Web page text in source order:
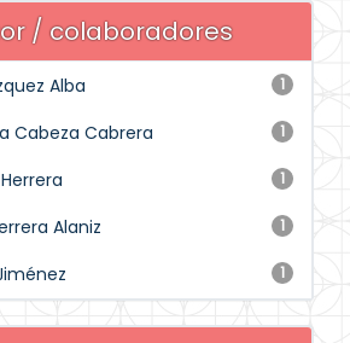
/ colaboradores
1
Alba
1
Cabeza Cabrera
1
1
Alaniz
1